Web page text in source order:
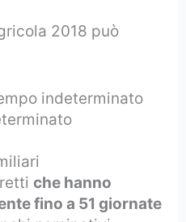
2018 può
indeterminato
che hanno
fino a 51 giornate